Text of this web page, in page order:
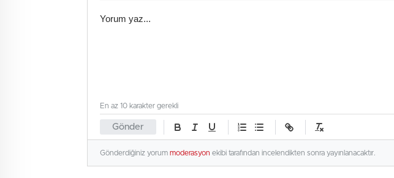
Gönder
En az 10 karakter gerekli
Gönderdiğiniz yorum moderasyon ekibi tarafından incelendikten sonra yayınlanacaktır.